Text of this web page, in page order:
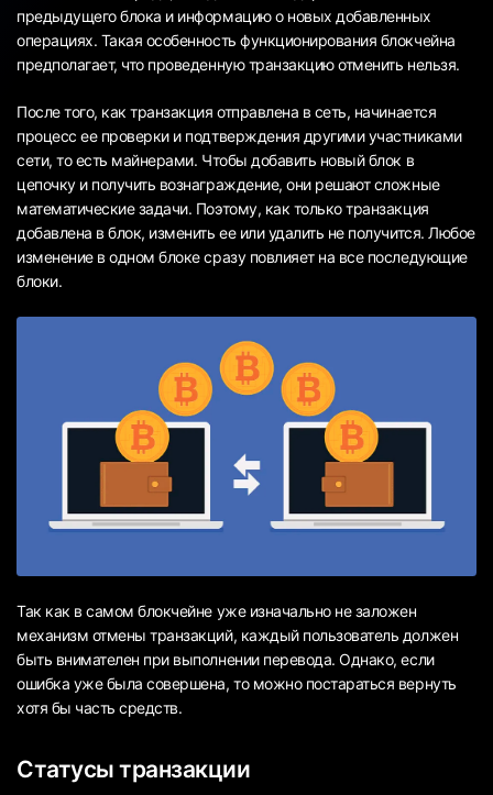
предыдущего блока и информацию о новых добавленных
операциях. Такая особенность функционирования блокчейна
предполагает, что проведенную транзакцию отменить нельзя.
После того, как транзакция отправлена в сеть, начинается
процесс ее проверки и подтверждения другими участниками
сети, то есть майнерами. Чтобы добавить новый блок в
цепочку и получить вознаграждение, они решают сложные
математические задачи. Поэтому, как только транзакция
добавлена в блок, изменить ее или удалить не получится. Любое
изменение в одном блоке сразу повлияет на все последующие
блоки.
Так как в самом блокчейне уже изначально не заложен
механизм отмены транзакций, каждый пользователь должен
быть внимателен при выполнении перевода. Однако, если
ошибка уже была совершена, то можно постараться вернуть
хотя бы часть средств.
Статусы транзакции